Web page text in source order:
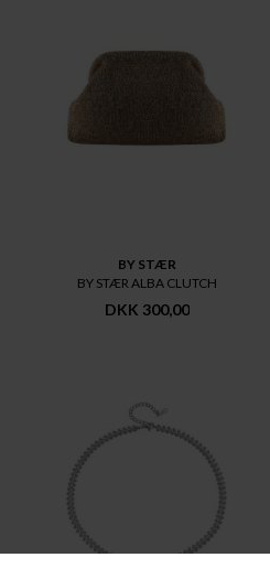
BY STÆR
BY STÆR ALBA CLUTCH
DKK 300,00